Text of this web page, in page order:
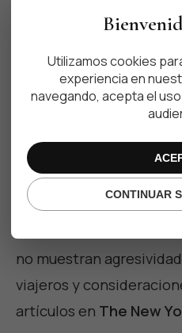
mensual o a
VER
Los encuentros suelen
no muestran
viajeros y
artículos en The New
Utilizamos cookies
experiencia en
navegando, acepta el
CONTINUAR